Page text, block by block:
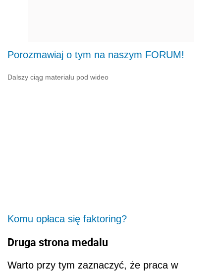
Porozmawiaj o tym na naszym FORUM!
Dalszy ciąg materiału pod wideo
Komu opłaca się faktoring?
Druga strona medalu
Warto przy tym zaznaczyć, że praca w